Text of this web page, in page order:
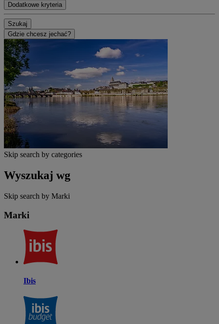
Dodatkowe kryteria
Szukaj
Gdzie chcesz jechać?
Skip search by categories
Wyszukaj wg
Skip search by Marki
Marki
Ibis